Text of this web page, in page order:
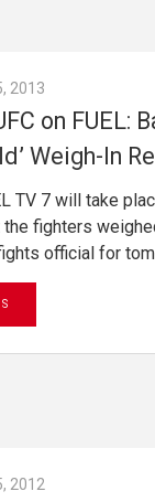
2013
on FUEL:
Weigh-In
TV 7 will take
the fighters
official for
2012